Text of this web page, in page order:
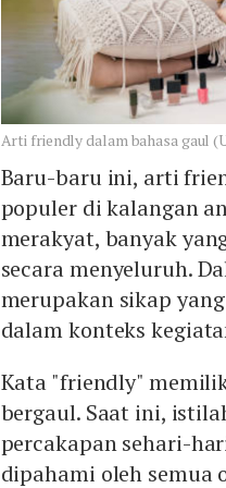
Arti friendly dalam bahasa gaul
Baru-baru ini, arti
populer di kalangan
merakyat, banyak
secara menyeluruh.
merupakan sikap
dalam konteks
Kata "friendly"
bergaul. Saat ini,
percakapan sehari-
dipahami oleh semua